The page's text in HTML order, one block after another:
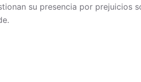
su presencia por prejuicios